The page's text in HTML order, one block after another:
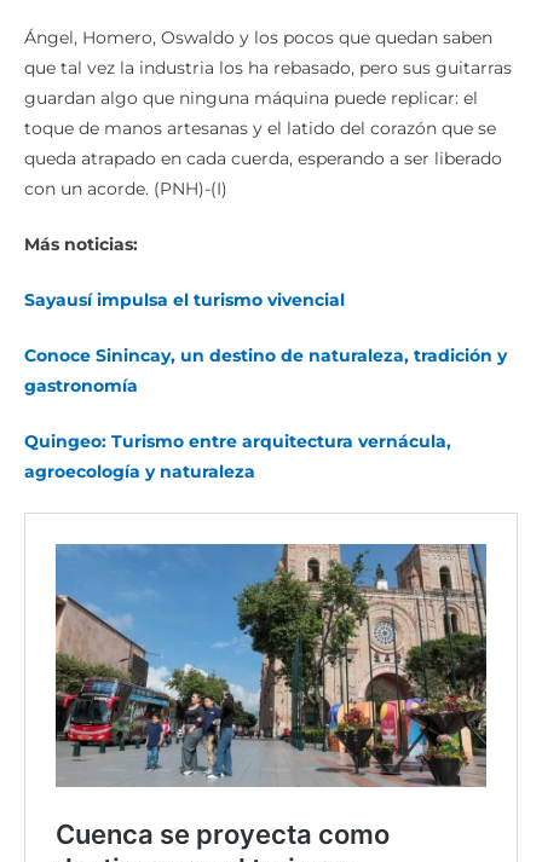
Ángel, Homero, Oswaldo y los pocos que quedan saben
que tal vez la industria los ha rebasado, pero sus guitarras
guardan algo que ninguna máquina puede replicar: el
toque de manos artesanas y el latido del corazón que se
queda atrapado en cada cuerda, esperando a ser liberado
con un acorde. (PNH)-(I)
Más noticias:
Sayausí impulsa el turismo vivencial
Conoce Sinincay, un destino de naturaleza, tradición y
gastronomía
Quingeo: Turismo entre arquitectura vernácula,
agroecología y naturaleza